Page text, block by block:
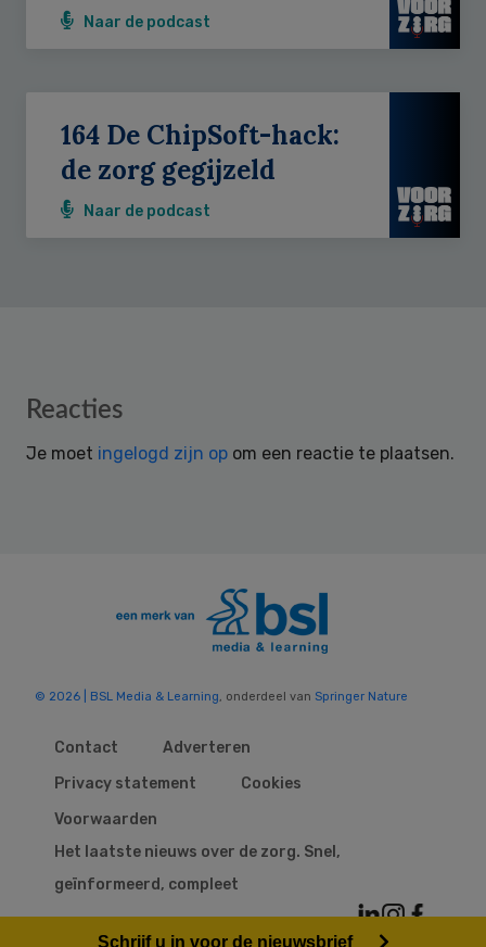
Naar de podcast
164 De ChipSoft-hack:
de zorg gegijzeld
Naar de podcast
Reader
Reacties
Je moet ingelogd zijn op om een reactie te plaatsen.
© 2026 | BSL Media & Learning, onderdeel van Springer Nature
Contact
Adverteren
Privacy statement
Cookies
Voorwaarden
Het laatste nieuws over de zorg. Snel,
geïnformeerd, compleet
Schrijf u in voor de nieuwsbrief